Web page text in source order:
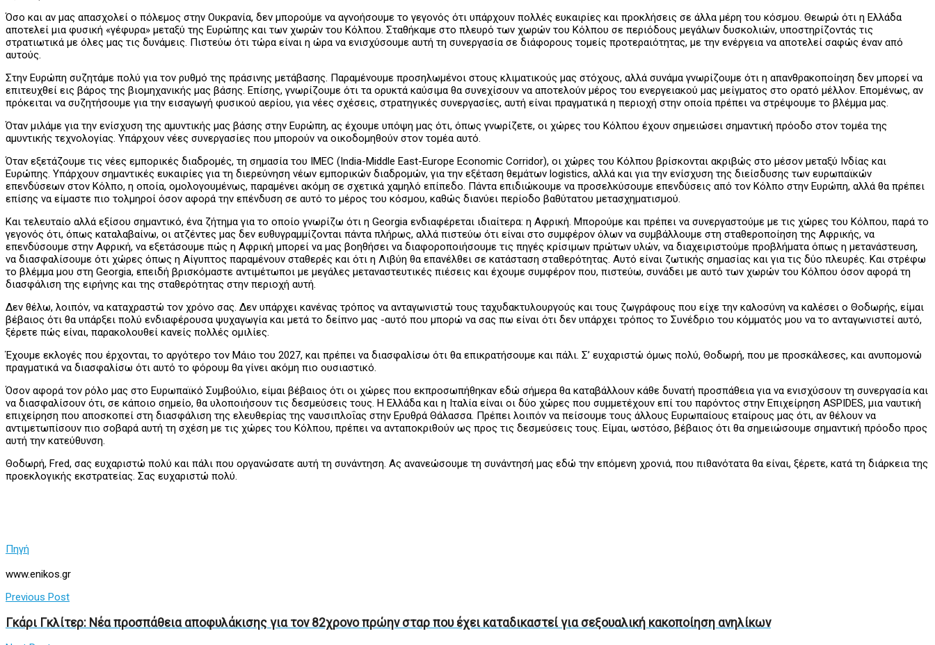
Όσο και αν μας απασχολεί ο πόλεμος στην Ουκρανία, δεν μπορούμε να αγνοήσουμε το γεγονός ότι υπάρχουν πολλές ευκαιρίες και προκλήσεις σε άλλα μέρη του κόσμου. Θεωρώ ότι η Ελλάδα
αποτελεί μια φυσική «γέφυρα» μεταξύ της Ευρώπης και των χωρών του Κόλπου. Σταθήκαμε στο πλευρό των χωρών του Κόλπου σε περιόδους μεγάλων δυσκολιών, υποστηρίζοντάς τις
στρατιωτικά με όλες μας τις δυνάμεις. Πιστεύω ότι τώρα είναι η ώρα να ενισχύσουμε αυτή τη συνεργασία σε διάφορους τομείς προτεραιότητας, με την ενέργεια να αποτελεί σαφώς έναν από
αυτούς.
Στην Ευρώπη συζητάμε πολύ για τον ρυθμό της πράσινης μετάβασης. Παραμένουμε προσηλωμένοι στους κλιματικούς μας στόχους, αλλά συνάμα γνωρίζουμε ότι η απανθρακοποίηση δεν μπορεί να
επιτευχθεί εις βάρος της βιομηχανικής μας βάσης. Επίσης, γνωρίζουμε ότι τα ορυκτά καύσιμα θα συνεχίσουν να αποτελούν μέρος του ενεργειακού μας μείγματος στο ορατό μέλλον. Επομένως, αν
πρόκειται να συζητήσουμε για την εισαγωγή φυσικού αερίου, για νέες σχέσεις, στρατηγικές συνεργασίες, αυτή είναι πραγματικά η περιοχή στην οποία πρέπει να στρέψουμε το βλέμμα μας.
Όταν μιλάμε για την ενίσχυση της αμυντικής μας βάσης στην Ευρώπη, ας έχουμε υπόψη μας ότι, όπως γνωρίζετε, οι χώρες του Κόλπου έχουν σημειώσει σημαντική πρόοδο στον τομέα της
αμυντικής τεχνολογίας. Υπάρχουν νέες συνεργασίες που μπορούν να οικοδομηθούν στον τομέα αυτό.
Όταν εξετάζουμε τις νέες εμπορικές διαδρομές, τη σημασία του IMEC (India-Middle East-Europe Economic Corridor), οι χώρες του Κόλπου βρίσκονται ακριβώς στο μέσον μεταξύ Ινδίας και
Ευρώπης. Υπάρχουν σημαντικές ευκαιρίες για τη διερεύνηση νέων εμπορικών διαδρομών, για την εξέταση θεμάτων logistics, αλλά και για την ενίσχυση της διείσδυσης των ευρωπαϊκών
επενδύσεων στον Κόλπο, η οποία, ομολογουμένως, παραμένει ακόμη σε σχετικά χαμηλό επίπεδο. Πάντα επιδιώκουμε να προσελκύσουμε επενδύσεις από τον Κόλπο στην Ευρώπη, αλλά θα πρέπει
επίσης να είμαστε πιο τολμηροί όσον αφορά την επένδυση σε αυτό το μέρος του κόσμου, καθώς διανύει περίοδο βαθύτατου μετασχηματισμού.
Και τελευταίο αλλά εξίσου σημαντικό, ένα ζήτημα για το οποίο γνωρίζω ότι η Georgia ενδιαφέρεται ιδιαίτερα: η Αφρική. Μπορούμε και πρέπει να συνεργαστούμε με τις χώρες του Κόλπου, παρά το
γεγονός ότι, όπως καταλαβαίνω, οι ατζέντες μας δεν ευθυγραμμίζονται πάντα πλήρως, αλλά πιστεύω ότι είναι στο συμφέρον όλων να συμβάλλουμε στη σταθεροποίηση της Αφρικής, να
επενδύσουμε στην Αφρική, να εξετάσουμε πώς η Αφρική μπορεί να μας βοηθήσει να διαφοροποιήσουμε τις πηγές κρίσιμων πρώτων υλών, να διαχειριστούμε προβλήματα όπως η μετανάστευση,
να διασφαλίσουμε ότι χώρες όπως η Αίγυπτος παραμένουν σταθερές και ότι η Λιβύη θα επανέλθει σε κατάσταση σταθερότητας. Αυτό είναι ζωτικής σημασίας και για τις δύο πλευρές. Και στρέφω
το βλέμμα μου στη Georgia, επειδή βρισκόμαστε αντιμέτωποι με μεγάλες μεταναστευτικές πιέσεις και έχουμε συμφέρον που, πιστεύω, συνάδει με αυτό των χωρών του Κόλπου όσον αφορά τη
διασφάλιση της ειρήνης και της σταθερότητας στην περιοχή αυτή.
Δεν θέλω, λοιπόν, να καταχραστώ τον χρόνο σας. Δεν υπάρχει κανένας τρόπος να ανταγωνιστώ τους ταχυδακτυλουργούς και τους ζωγράφους που είχε την καλοσύνη να καλέσει ο Θοδωρής, είμαι
βέβαιος ότι θα υπάρξει πολύ ενδιαφέρουσα ψυχαγωγία και μετά το δείπνο μας -αυτό που μπορώ να σας πω είναι ότι δεν υπάρχει τρόπος το Συνέδριο του κόμματός μου να το ανταγωνιστεί αυτό,
ξέρετε πώς είναι, παρακολουθεί κανείς πολλές ομιλίες.
Έχουμε εκλογές που έρχονται, το αργότερο τον Μάιο του 2027, και πρέπει να διασφαλίσω ότι θα επικρατήσουμε και πάλι. Σ’ ευχαριστώ όμως πολύ, Θοδωρή, που με προσκάλεσες, και ανυπομονώ
πραγματικά να διασφαλίσω ότι αυτό το φόρουμ θα γίνει ακόμη πιο ουσιαστικό.
Όσον αφορά τον ρόλο μας στο Ευρωπαϊκό Συμβούλιο, είμαι βέβαιος ότι οι χώρες που εκπροσωπήθηκαν εδώ σήμερα θα καταβάλλουν κάθε δυνατή προσπάθεια για να ενισχύσουν τη συνεργασία και
να διασφαλίσουν ότι, σε κάποιο σημείο, θα υλοποιήσουν τις δεσμεύσεις τους. Η Ελλάδα και η Ιταλία είναι οι δύο χώρες που συμμετέχουν επί του παρόντος στην Επιχείρηση ASPIDES, μια ναυτική
επιχείρηση που αποσκοπεί στη διασφάλιση της ελευθερίας της ναυσιπλοΐας στην Ερυθρά Θάλασσα. Πρέπει λοιπόν να πείσουμε τους άλλους Ευρωπαίους εταίρους μας ότι, αν θέλουν να
αντιμετωπίσουν πιο σοβαρά αυτή τη σχέση με τις χώρες του Κόλπου, πρέπει να ανταποκριθούν ως προς τις δεσμεύσεις τους. Είμαι, ωστόσο, βέβαιος ότι θα σημειώσουμε σημαντική πρόοδο προς
αυτή την κατεύθυνση.
Θοδωρή, Fred, σας ευχαριστώ πολύ και πάλι που οργανώσατε αυτή τη συνάντηση. Ας ανανεώσουμε τη συνάντησή μας εδώ την επόμενη χρονιά, που πιθανότατα θα είναι, ξέρετε, κατά τη διάρκεια της
προεκλογικής εκστρατείας. Σας ευχαριστώ πολύ.
Πηγή
www.enikos.gr
Previous Post
Γκάρι Γκλίτερ: Νέα προσπάθεια αποφυλάκισης για τον 82χρονο πρώην σταρ που έχει καταδικαστεί για σεξουαλική κακοποίηση ανηλίκων